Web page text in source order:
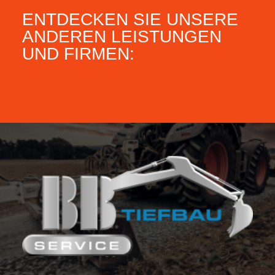
ENTDECKEN SIE UNSERE
ANDEREN LEISTUNGEN
UND FIRMEN: